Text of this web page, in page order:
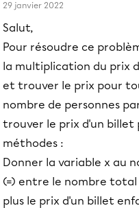
29 janvier 2022
Salut,
Pour résoudre ce
la multiplication du prix
et trouver le prix pour
nombre de personnes
trouver le prix d'un billet
méthodes :
Donner la variable x au
(=) entre le nombre
plus le prix d'un billet